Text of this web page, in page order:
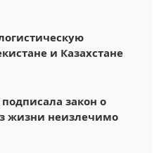
и Казахстане
закон о
жизни неизлечимо